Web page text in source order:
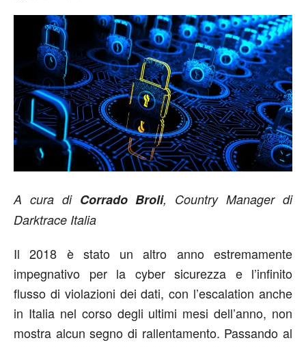
A cura di Corrado Broli, Country Manager di
Darktrace Italia
Il 2018 è stato un altro anno estremamente
impegnativo per la cyber sicurezza e l’infinito
flusso di violazioni dei dati, con l’escalation anche
in Italia nel corso degli ultimi mesi dell’anno, non
mostra alcun segno di rallentamento. Passando al